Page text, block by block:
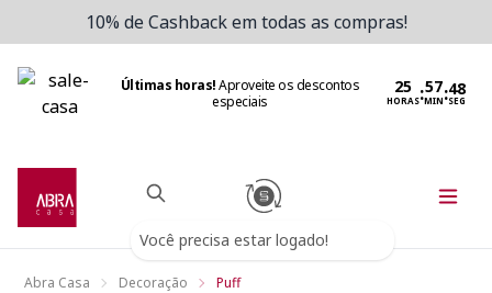
10% de Cashback em todas as compras!
Últimas horas!Aproveite os descontos
especiais
HORAS:MIN:SEG
Você precisa estar logado!
Abra Casa Decoração Puff